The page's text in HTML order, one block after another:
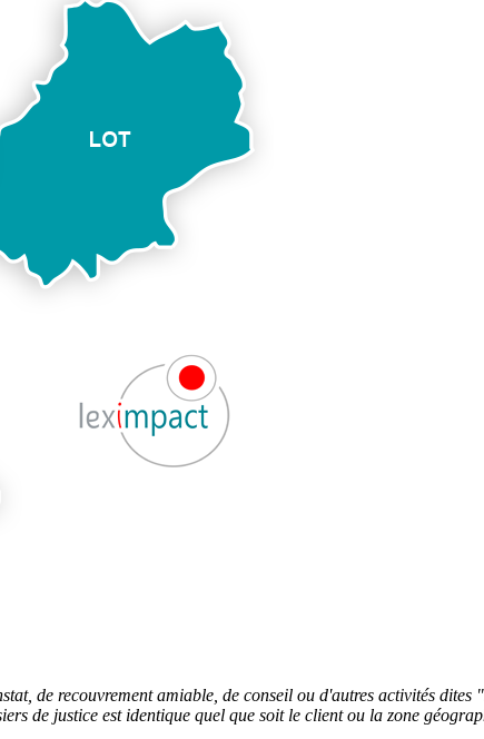
de recouvrement amiable, de conseil ou d'autres activités
de justice est identique quel que soit le client ou la zone